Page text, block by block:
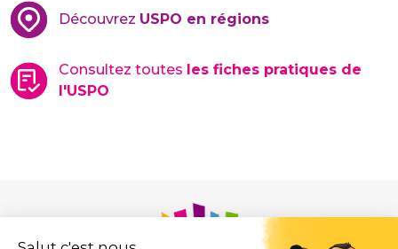
Découvrez USPO en régions
Consultez toutes les fiches pratiques de
l'USPO